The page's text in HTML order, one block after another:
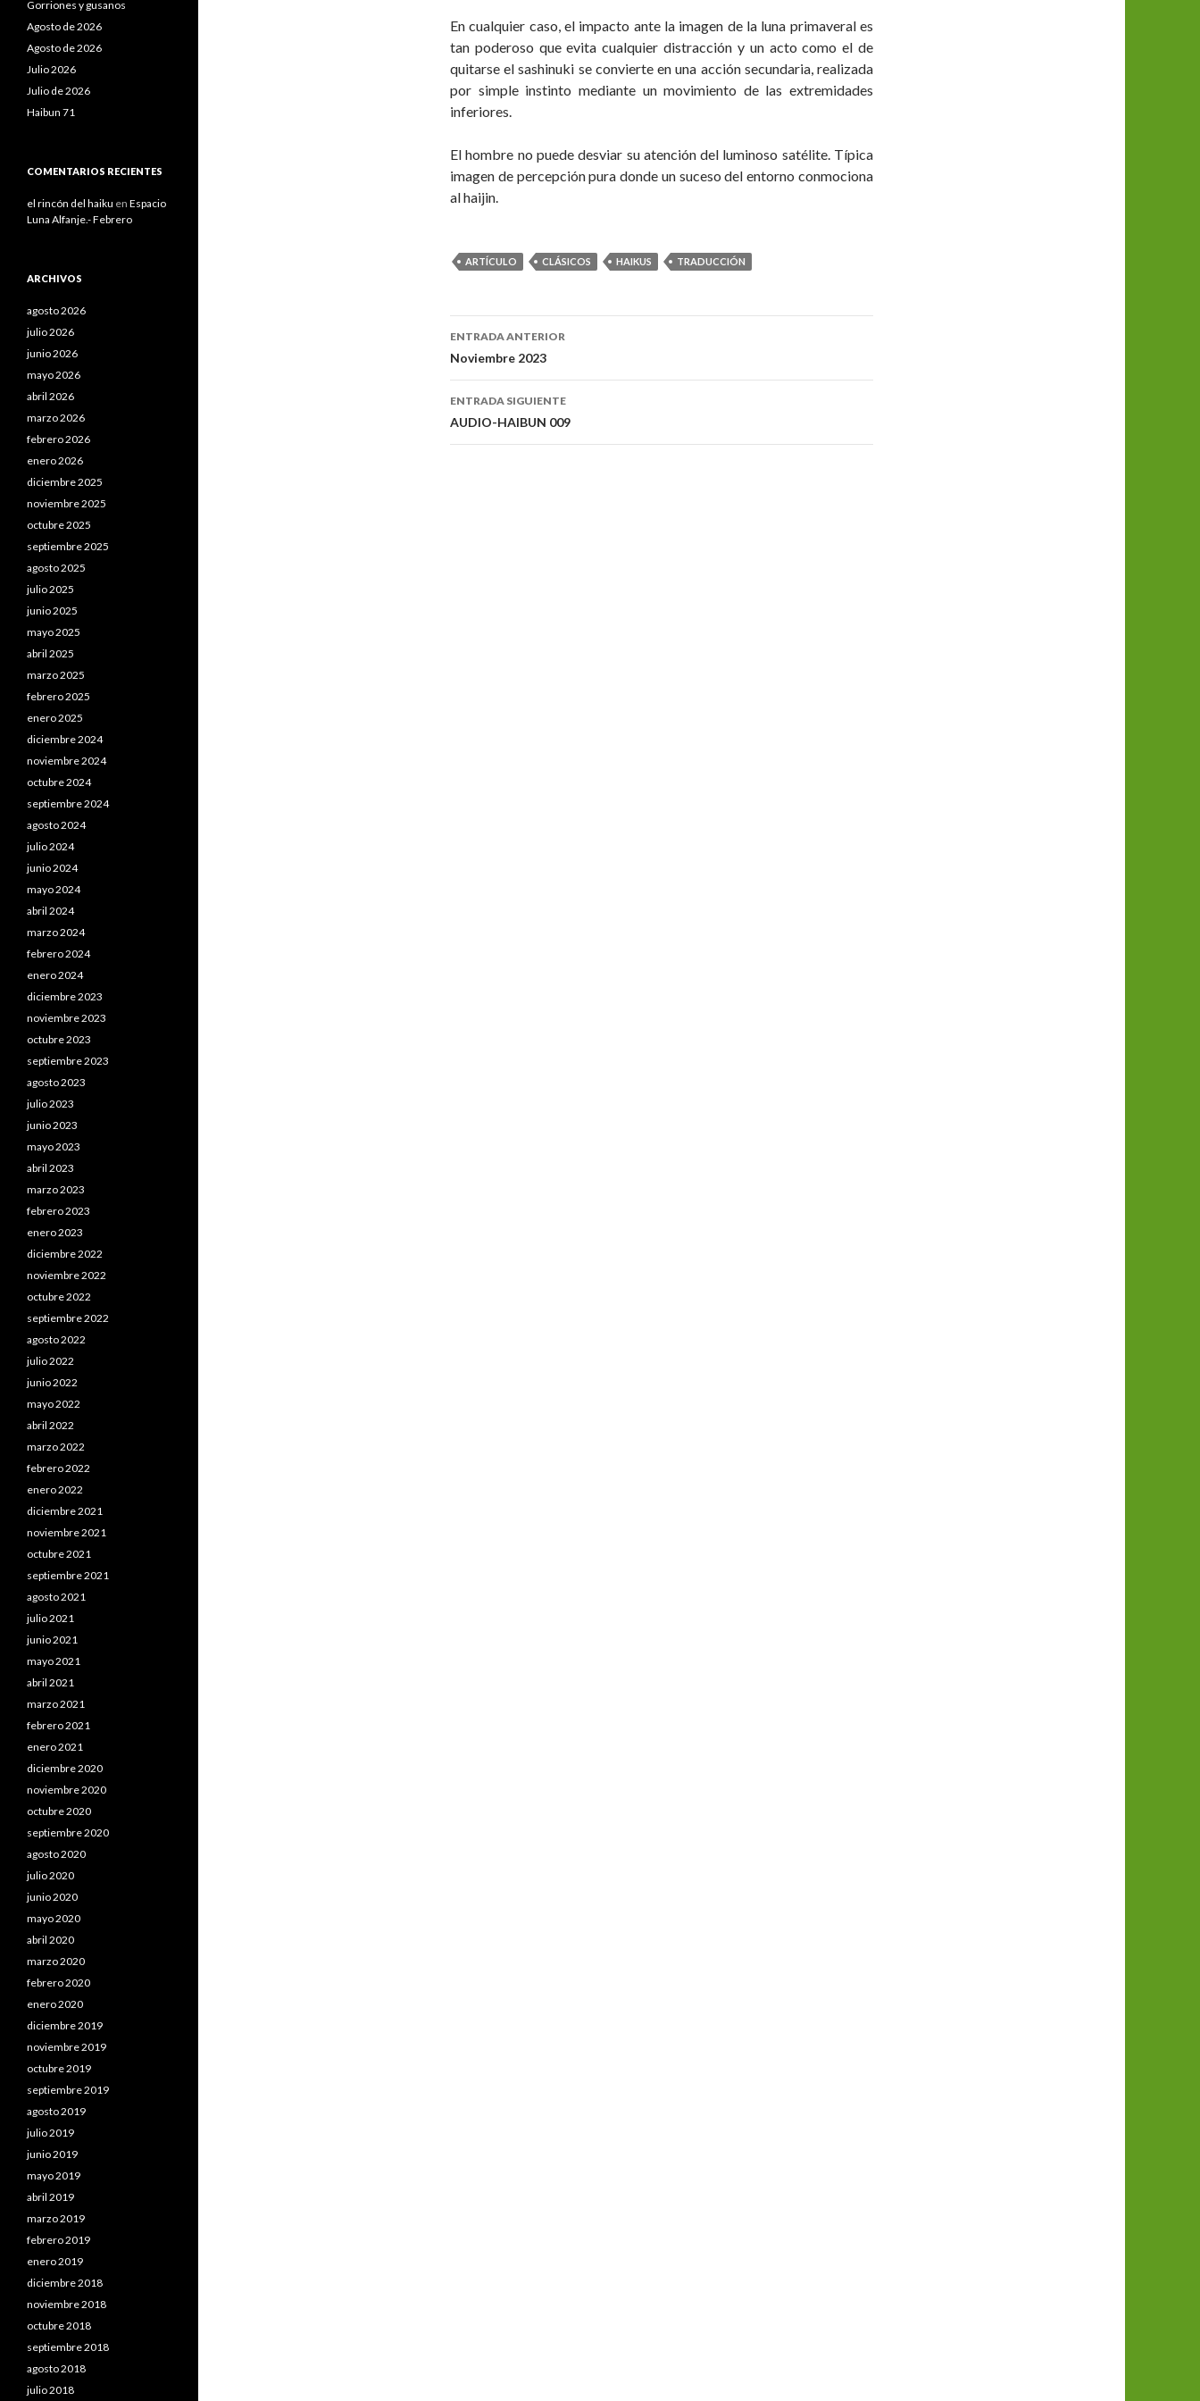
En cualquier caso, el impacto ante la imagen de la luna primaveral es
tan poderoso que evita cualquier distracción y un acto como el de
quitarse el sashinuki se convierte en una acción secundaria, realizada
por simple instinto mediante un movimiento de las extremidades
inferiores.
El hombre no puede desviar su atención del luminoso satélite. Típica
imagen de percepción pura donde un suceso del entorno conmociona
al haijin.
ARTÍCULO CLÁSICOS HAIKUS TRADUCCIÓN
Navegación
de
entradas
ENTRADA ANTERIOR
Noviembre 2023
ENTRADA SIGUIENTE
AUDIO-HAIBUN 009
Gorriones y gusanos
Agosto de 2026
Agosto de 2026
Julio 2026
Julio de 2026
Haibun 71
COMENTARIOS RECIENTES
el rincón del haiku en Espacio
Luna Alfanje.- Febrero
ARCHIVOS
agosto 2026
julio 2026
junio 2026
mayo 2026
abril 2026
marzo 2026
febrero 2026
enero 2026
diciembre 2025
noviembre 2025
octubre 2025
septiembre 2025
agosto 2025
julio 2025
junio 2025
mayo 2025
abril 2025
marzo 2025
febrero 2025
enero 2025
diciembre 2024
noviembre 2024
octubre 2024
septiembre 2024
agosto 2024
julio 2024
junio 2024
mayo 2024
abril 2024
marzo 2024
febrero 2024
enero 2024
diciembre 2023
noviembre 2023
octubre 2023
septiembre 2023
agosto 2023
julio 2023
junio 2023
mayo 2023
abril 2023
marzo 2023
febrero 2023
enero 2023
diciembre 2022
noviembre 2022
octubre 2022
septiembre 2022
agosto 2022
julio 2022
junio 2022
mayo 2022
abril 2022
marzo 2022
febrero 2022
enero 2022
diciembre 2021
noviembre 2021
octubre 2021
septiembre 2021
agosto 2021
julio 2021
junio 2021
mayo 2021
abril 2021
marzo 2021
febrero 2021
enero 2021
diciembre 2020
noviembre 2020
octubre 2020
septiembre 2020
agosto 2020
julio 2020
junio 2020
mayo 2020
abril 2020
marzo 2020
febrero 2020
enero 2020
diciembre 2019
noviembre 2019
octubre 2019
septiembre 2019
agosto 2019
julio 2019
junio 2019
mayo 2019
abril 2019
marzo 2019
febrero 2019
enero 2019
diciembre 2018
noviembre 2018
octubre 2018
septiembre 2018
agosto 2018
julio 2018